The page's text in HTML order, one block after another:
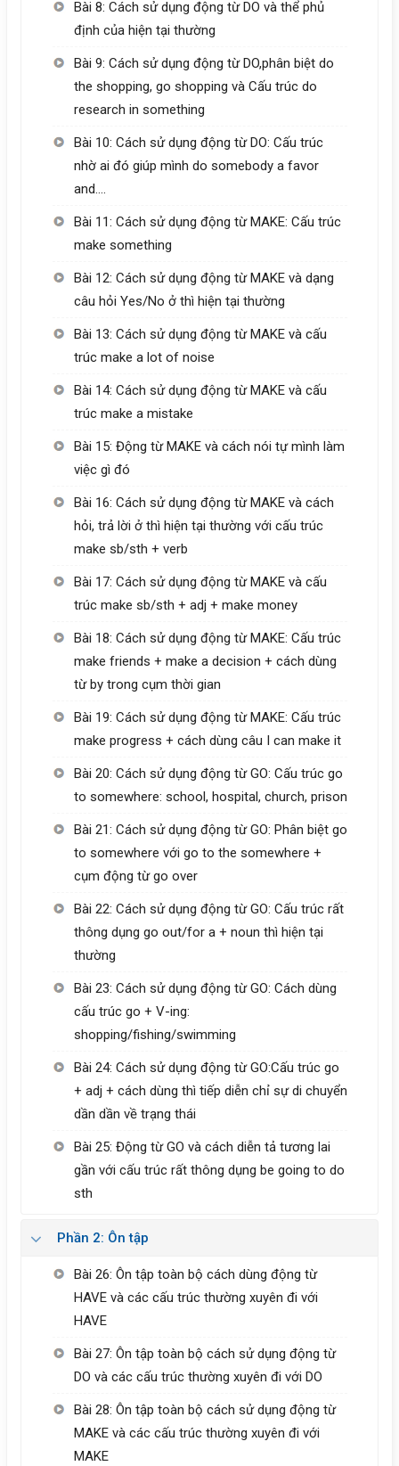
Bài 8: Cách sử dụng động từ DO và thể phủ
định của hiện tại thường
Bài 9: Cách sử dụng động từ DO,phân biệt do
the shopping, go shopping và Cấu trúc do
research in something
Bài 10: Cách sử dụng động từ DO: Cấu trúc
nhờ ai đó giúp mình do somebody a favor
and….
Bài 11: Cách sử dụng động từ MAKE: Cấu trúc
make something
Bài 12: Cách sử dụng động từ MAKE và dạng
câu hỏi Yes/No ở thì hiện tại thường
Bài 13: Cách sử dụng động từ MAKE và cấu
trúc make a lot of noise
Bài 14: Cách sử dụng động từ MAKE và cấu
trúc make a mistake
Bài 15: Động từ MAKE và cách nói tự mình làm
việc gì đó
Bài 16: Cách sử dụng động từ MAKE và cách
hỏi, trả lời ở thì hiện tại thường với cấu trúc
make sb/sth + verb
Bài 17: Cách sử dụng động từ MAKE và cấu
trúc make sb/sth + adj + make money
Bài 18: Cách sử dụng động từ MAKE: Cấu trúc
make friends + make a decision + cách dùng
từ by trong cụm thời gian
Bài 19: Cách sử dụng động từ MAKE: Cấu trúc
make progress + cách dùng câu I can make it
Bài 20: Cách sử dụng động từ GO: Cấu trúc go
to somewhere: school, hospital, church, prison
Bài 21: Cách sử dụng động từ GO: Phân biệt go
to somewhere với go to the somewhere +
cụm động từ go over
Bài 22: Cách sử dụng động từ GO: Cấu trúc rất
thông dụng go out/for a + noun thì hiện tại
thường
Bài 23: Cách sử dụng động từ GO: Cách dùng
cấu trúc go + V-ing:
shopping/fishing/swimming
Bài 24: Cách sử dụng động từ GO:Cấu trúc go
+ adj + cách dùng thì tiếp diễn chỉ sự di chuyển
dần dần về trạng thái
Bài 25: Động từ GO và cách diễn tả tương lai
gần với cấu trúc rất thông dụng be going to do
sth
Phần 2: Ôn tập
Bài 26: Ôn tập toàn bộ cách dùng động từ
HAVE và các cấu trúc thường xuyên đi với
HAVE
Bài 27: Ôn tập toàn bộ cách sử dụng động từ
DO và các cấu trúc thường xuyên đi với DO
Bài 28: Ôn tập toàn bộ cách sử dụng động từ
MAKE và các cấu trúc thường xuyên đi với
MAKE